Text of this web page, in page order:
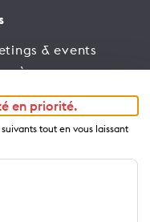
& events
Médias
et guides
en priorité.
tout en vous laissant